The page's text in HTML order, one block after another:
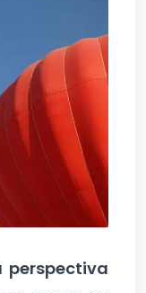
perspectiva